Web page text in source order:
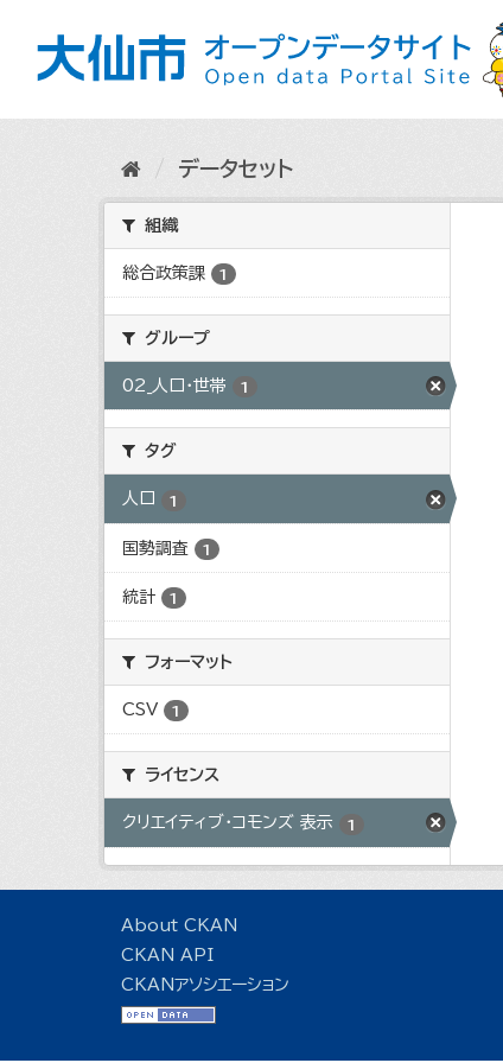
データセット
組織
総合政策課 1
グループ
02_人口・世帯 1
タグ
人口 1
国勢調査 1
統計 1
フォーマット
CSV 1
ライセンス
クリエイティブ・コモンズ 表示 1
About CKAN
CKAN API
CKANアソシエーション